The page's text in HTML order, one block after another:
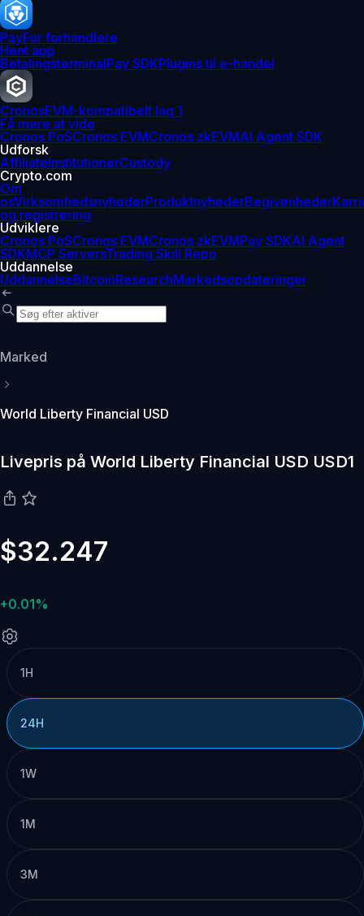
PayFor forhandlere
Hent app
BetalingsterminalPay SDKPlugins til e-handel
CronosEVM-kompatibelt lag 1
Få mere at vide
Cronos PoSCronos EVMCronos zkEVMAI Agent SDK
Udforsk
AffiliateInstitutionerCustody
Crypto.com
Om
osVirksomhedsnyhederProduktnyhederBegivenheder
og registrering
Udviklere
Cronos PoSCronos EVMCronos zkEVMPay SDKAI Agent
SDKMCP ServersTrading Skill Repo
Uddannelse
UddannelseBitcoinResearchMarkedsopdateringer
Marked
World Liberty Financial USD
Livepris på World Liberty Financial USD USD1
$32.247
+0.01%
1H
24H
1W
1M
3M